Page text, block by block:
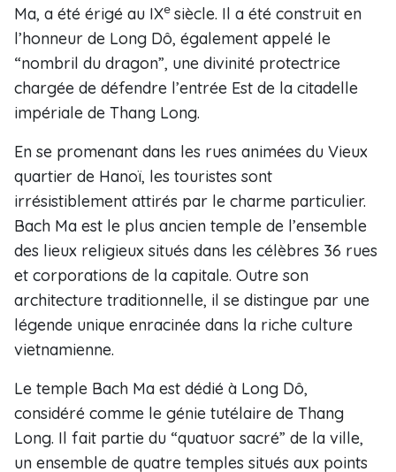
Ma, a été érigé au IXe siècle. Il a été construit en
l’honneur de Long Dô, également appelé le
“nombril du dragon”, une divinité protectrice
chargée de défendre l’entrée Est de la citadelle
impériale de Thang Long.
En se promenant dans les rues animées du Vieux
quartier de Hanoï, les touristes sont
irrésistiblement attirés par le charme particulier.
Bach Ma est le plus ancien temple de l’ensemble
des lieux religieux situés dans les célèbres 36 rues
et corporations de la capitale. Outre son
architecture traditionnelle, il se distingue par une
légende unique enracinée dans la riche culture
vietnamienne.
Le temple Bach Ma est dédié à Long Dô,
considéré comme le génie tutélaire de Thang
Long. Il fait partie du “quatuor sacré” de la ville,
un ensemble de quatre temples situés aux points